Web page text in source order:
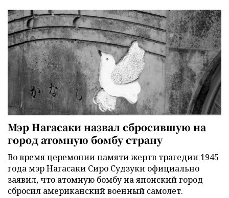
Мэр Нагасаки назвал сбросившую на
город атомную бомбу страну
Во время церемонии памяти жертв трагедии 1945
года мэр Нагасаки Сиро Судзуки официально
заявил, что атомную бомбу на японский город
сбросил американский военный самолет.